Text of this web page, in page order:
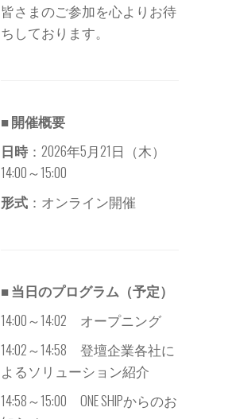
皆さまのご参加を心よりお待
ちしております。
■ 開催概要
日時：2026年5月21日（木）
14:00～15:00
形式：オンライン開催
■ 当日のプログラム（予定）
14:00～14:02 オープニング
14:02～14:58 登壇企業各社に
よるソリューション紹介
14:58～15:00 ONE SHIPからのお